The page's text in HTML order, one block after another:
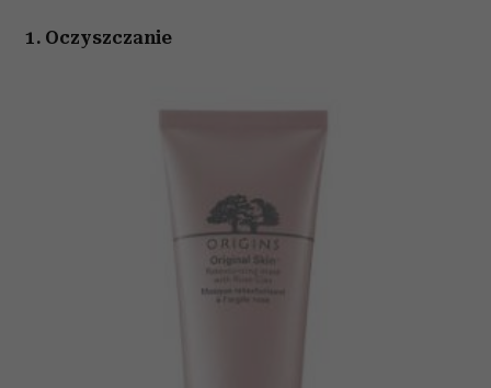
1. Oczyszczanie